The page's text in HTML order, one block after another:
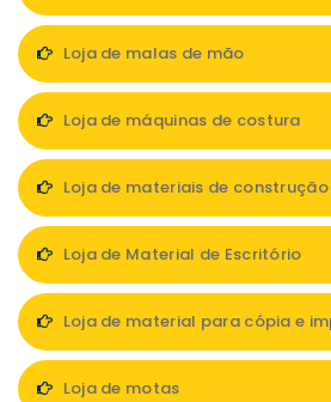
Loja de malas de mão
Loja de máquinas de costura
Loja de materiais de construção
Loja de Material de Escritório
Loja de material para cópia e
Loja de motas